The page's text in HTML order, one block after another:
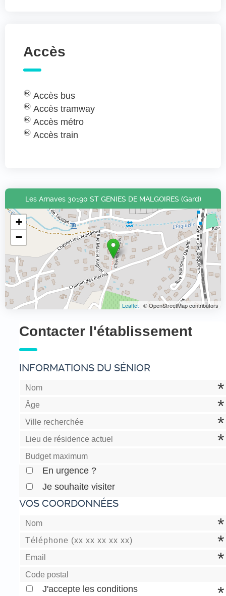
Accès
Accès bus
Accès tramway
Accès métro
Accès train
Les Arnaves 30190 ST GENIES DE MALGOIRES (Gard)
+
−
Leaflet | © OpenStreetMap contributors
Contacter l'établissement
INFORMATIONS DU SÉNIOR
En urgence ?
Je souhaite visiter
VOS COORDONNÉES
J'accepte les conditions